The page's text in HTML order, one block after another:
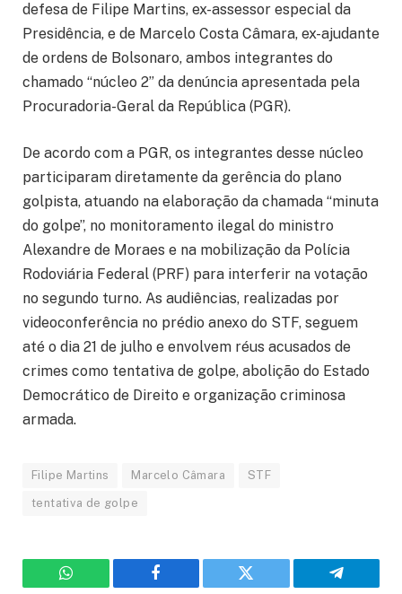
defesa de Filipe Martins, ex-assessor especial da
Presidência, e de Marcelo Costa Câmara, ex-ajudante
de ordens de Bolsonaro, ambos integrantes do
chamado “núcleo 2” da denúncia apresentada pela
Procuradoria-Geral da República (PGR).
De acordo com a PGR, os integrantes desse núcleo
participaram diretamente da gerência do plano
golpista, atuando na elaboração da chamada “minuta
do golpe”, no monitoramento ilegal do ministro
Alexandre de Moraes e na mobilização da Polícia
Rodoviária Federal (PRF) para interferir na votação
no segundo turno. As audiências, realizadas por
videoconferência no prédio anexo do STF, seguem
até o dia 21 de julho e envolvem réus acusados de
crimes como tentativa de golpe, abolição do Estado
Democrático de Direito e organização criminosa
armada.
Filipe Martins Marcelo Câmara STF
tentativa de golpe
WhatsApp Facebook Twitter Telegram